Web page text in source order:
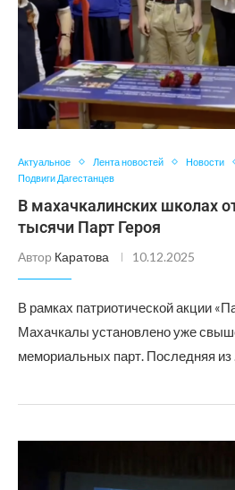
Актуальное Лента новостей Новости
Подвиги Дагестанцев
В махачкалинских школах
тысячи Парт Героя
Автор Каратова 10.12.2025
В рамках патриотической акции
Махачкалы установлено уже
мемориальных парт. Последняя из